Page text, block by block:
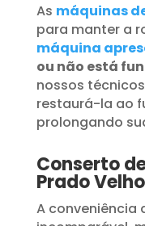
As máquinas
para manter a
máquina
ou não está
nossos
restaurá-la ao
prolongando
Conserto
Prado Velho
A conveniência